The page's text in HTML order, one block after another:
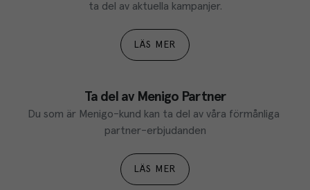
ta del av aktuella kampanjer.
LÄS MER
Ta del av Menigo Partner
Du som är Menigo-kund kan ta del av våra förmånliga
partner-erbjudanden
LÄS MER